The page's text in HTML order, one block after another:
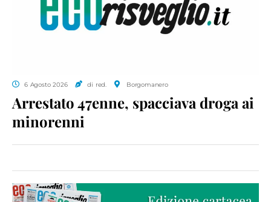
6 Agosto 2026 di red. Borgomanero
Arrestato 47enne, spacciava droga ai
minorenni